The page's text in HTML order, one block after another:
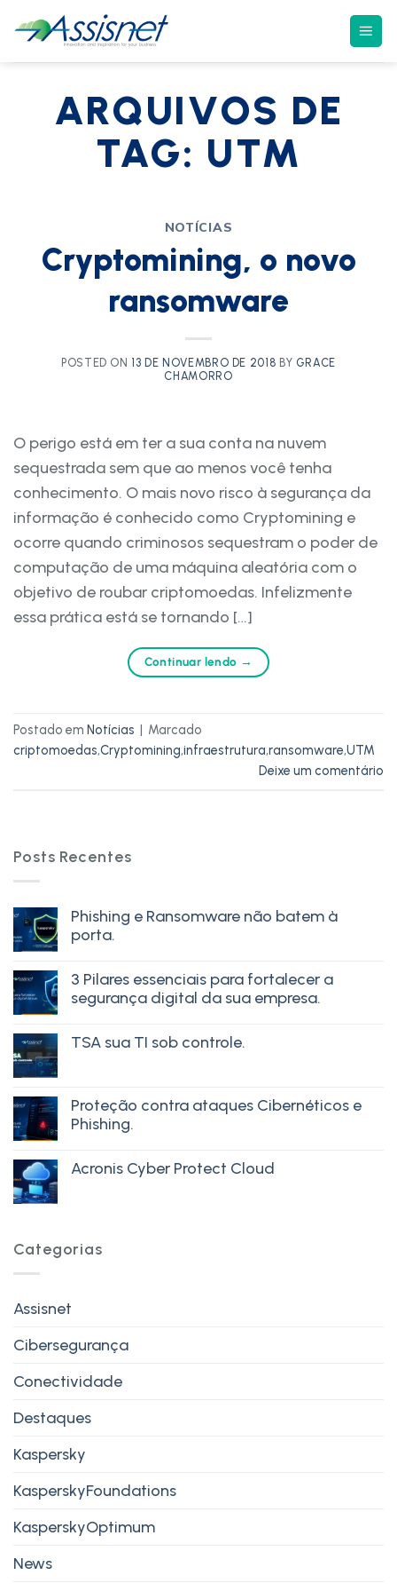
ARQUIVOS DE
TAG: UTM
NOTÍCIAS
Cryptomining, o novo
ransomware
POSTED ON 13 DE NOVEMBRO DE 2018 BY GRACE
CHAMORRO
O perigo está em ter a sua conta na nuvem
sequestrada sem que ao menos você tenha
conhecimento. O mais novo risco à segurança da
informação é conhecido como Cryptomining e
ocorre quando criminosos sequestram o poder de
computação de uma máquina aleatória com o
objetivo de roubar criptomoedas. Infelizmente
essa prática está se tornando […]
Continuar lendo →
Postado em Notícias | Marcado
criptomoedas,Cryptomining,infraestrutura,ransomware,UTM
Deixe um comentário
Posts Recentes
Phishing e Ransomware não batem à
porta.
3 Pilares essenciais para fortalecer a
segurança digital da sua empresa.
TSA sua TI sob controle.
Proteção contra ataques Cibernéticos e
Phishing.
Acronis Cyber Protect Cloud
Categorias
Assisnet
Cibersegurança
Conectividade
Destaques
Kaspersky
KasperskyFoundations
KasperskyOptimum
News